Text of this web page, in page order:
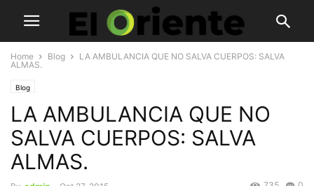
Home Blog
LA AMBULANCIA QUE NO SALVA CUERPOS: SALVA
ALMAS.
Blog
LA AMBULANCIA QUE NO
SALVA CUERPOS: SALVA
ALMAS.